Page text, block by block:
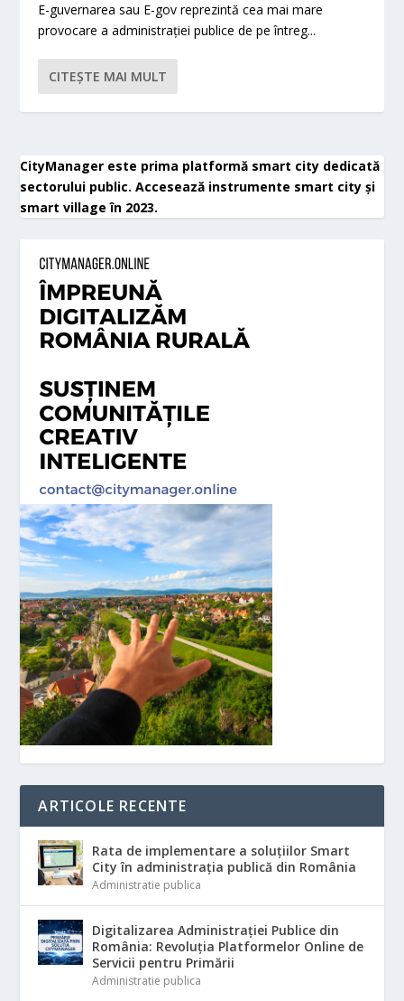
E-guvernarea sau E-gov reprezintă cea mai mare
provocare a administrației publice de pe întreg...
CITEŞTE MAI MULT
CityManager este prima platformă smart city dedicată
sectorului public. Accesează instrumente smart city și
smart village în 2023.
ARTICOLE RECENTE
Rata de implementare a soluțiilor Smart
City în administrația publică din România
Administratie publica
Digitalizarea Administrației Publice din
România: Revoluția Platformelor Online de
Servicii pentru Primării
Administratie publica